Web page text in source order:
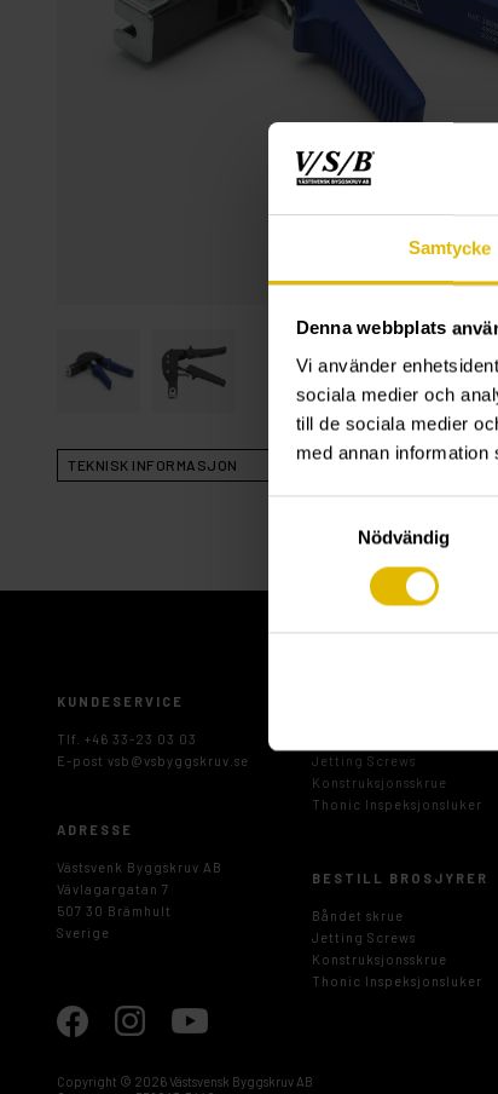
Samtycke
Denna webbplats
Vi använder
sociala medier och
till de sociala medier
med annan
Nödvändig
TEKNISK INFORMASJON
KUNDESERVICE
Tlf. +46 33-23 03 03
E-post vsb@vsbyggskruv.se
Jetting Screws
Konstruksjonsskrue
Thonic Inspeksjonsluker
ADRESSE
Västsvenk Byggskruv AB
Vävlagargatan 7
507 30 Brämhult
Sverige
BESTILL BROSJYRER
Båndet skrue
Jetting Screws
Konstruksjonsskrue
Thonic Inspeksjonsluker
Copyright © 2026 Västsvensk Byggskruv AB